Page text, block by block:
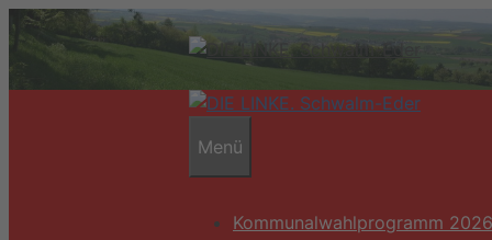
Zum
Inhalt
Menü
Kommunalwahlprogramm 2026